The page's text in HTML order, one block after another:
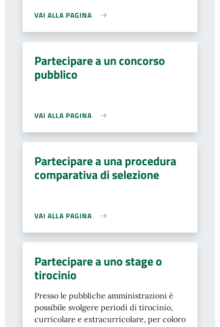
VAI ALLA PAGINA
Partecipare a un concorso
pubblico
VAI ALLA PAGINA
Partecipare a una procedura
comparativa di selezione
VAI ALLA PAGINA
Partecipare a uno stage o
tirocinio
Presso le pubbliche amministrazioni è
possibile svolgere periodi di tirocinio,
curricolare e extracurricolare, per coloro